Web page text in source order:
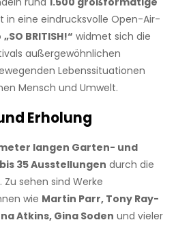
in eine eindrucksvolle Open-Air-
„SO BRITISH!“ widmet sich die
außergewöhnlichen
Lebenssituationen
Mensch und Umwelt.
Erholung
langen Garten- und
35 Ausstellungen durch die
sehen sind Werke
wie Martin Parr, Tony Ray-
Atkins, Gina Soden und vieler